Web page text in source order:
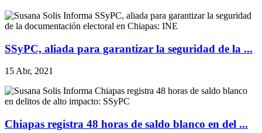
SSyPC, aliada para garantizar la seguridad de la ...
15 Abr, 2021
Chiapas registra 48 horas de saldo blanco en del ...